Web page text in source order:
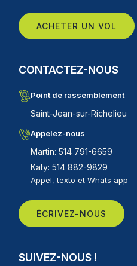
ACHETER UN VOL
CONTACTEZ-NOUS
Point de rassemblement
Saint-Jean-sur-Richelieu
Appelez-nous
Martin: 514 791-6659
Katy: 514 882-9829
Appel, texto et Whats app
ÉCRIVEZ-NOUS
SUIVEZ-NOUS !